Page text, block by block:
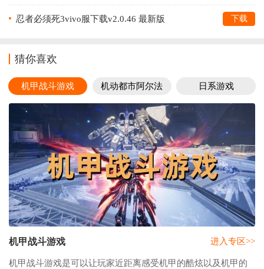
忍者必须死3vivo服下载v2.0.46 最新版 下载
猜你喜欢
机甲战斗游戏 机动都市阿尔法 日系游戏
机甲战斗游戏
机甲战斗游戏是可以让玩家近距离感受机甲的酷炫以及机甲的
进入专区>>